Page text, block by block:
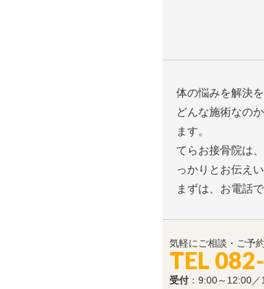
体の悩みを解決
どんな施術なの
ます。
てらお接骨院は
っかりとお伝えい
まずは、お電話
気軽にご相談・ご予
TEL
受付 ：9:00～12:00